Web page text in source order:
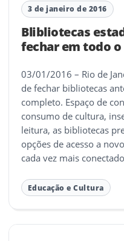
3 de janeiro de 2016
Blibliotecas
fechar em todo o
03/01/2016 – Rio de
de fechar bibliotecas
completo. Espaço de
consumo de cultura,
leitura, as bibliotecas
opções de acesso a
cada vez mais
Educação e Cultura